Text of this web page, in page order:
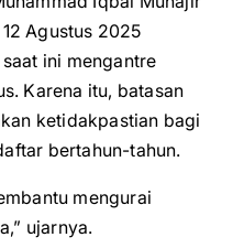
Agustus 2025
ini mengantre
Karena itu, batasan
ketidakpastian bagi
bertahun-tahun.
mengurai
ujarnya.